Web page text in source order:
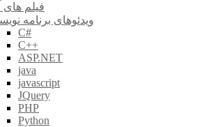
فیلم
ویدئوهای برنامه
C#
C++
ASP.NET
java
javascript
JQuery
PHP
Python